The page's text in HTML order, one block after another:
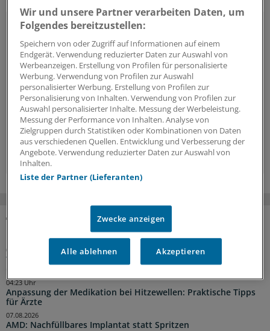
Vorteile des Logins
Über unserkostenloses Loginerhalten Ärzte und
Ärztinnen sowie andere Mitarbeiter der
Gesundheitsbranche Zugriff auf mehr
Hintergründe, Interviews und Praxis-Tipps.
Jetzt anmelden »
Kostenlos registrieren »
Traumberuf Arzt: Für die Weiterbildung von Aleppo nach
04:55 Uhr
Anpassung der Medikation bei Hitzewellen: Praktische Tipps
für Ärzte
04:23 Uhr
AMD: Nachfüllbares Implantat statt Spritzen
07.08.2026
Wir und unsere Partner verarbeiten Daten, um
Folgendes bereitzustellen:
Speichern von oder Zugriff auf Informationen auf einem
Endgerät. Verwendung reduzierter Daten zur Auswahl von
Werbeanzeigen. Erstellung von Profilen für personalisierte
Werbung. Verwendung von Profilen zur Auswahl
personalisierter Werbung. Erstellung von Profilen zur
Personalisierung von Inhalten. Verwendung von Profilen zur
Auswahl personalisierter Inhalte. Messung der Werbeleistung.
Messung der Performance von Inhalten. Analyse von
Zielgruppen durch Statistiken oder Kombinationen von Daten
aus verschiedenen Quellen. Entwicklung und Verbesserung der
Angebote. Verwendung reduzierter Daten zur Auswahl von
Inhalten.
Liste der Partner (Lieferanten)
Zwecke anzeigen
Alle ablehnen Akzeptieren